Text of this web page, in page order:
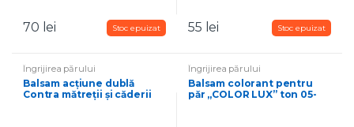
70 lei 55 lei
Îngrijirea părului
Balsam acțiune dublă
Contra mătreții și căderii
Îngrijirea părului
Balsam colorant pentru
păr „COLOR LUX” ton 05-